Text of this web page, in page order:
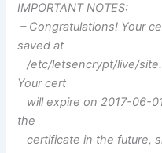
IMPORTANT NOTES:
– Congratulations! Your
saved at
/etc/letsencrypt/live/
Your cert
will expire on 2017-06-
the
certificate in the future,